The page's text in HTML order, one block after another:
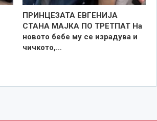
ПРИНЦЕЗАТА ЕВГЕНИЈА
СТАНА МАЈКА ПО ТРЕТПАТ На
новото бебе му се израдува и
чичкото,…